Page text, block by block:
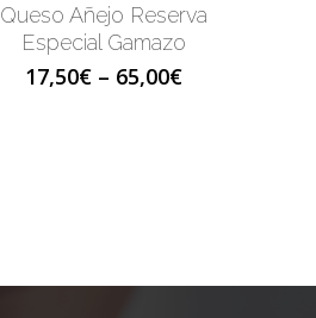
Queso Añejo Reserva
Especial Gamazo
17,50€ – 65,00€